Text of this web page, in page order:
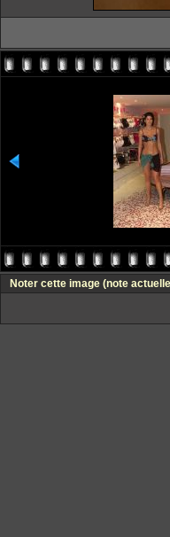
Noter cette image (note